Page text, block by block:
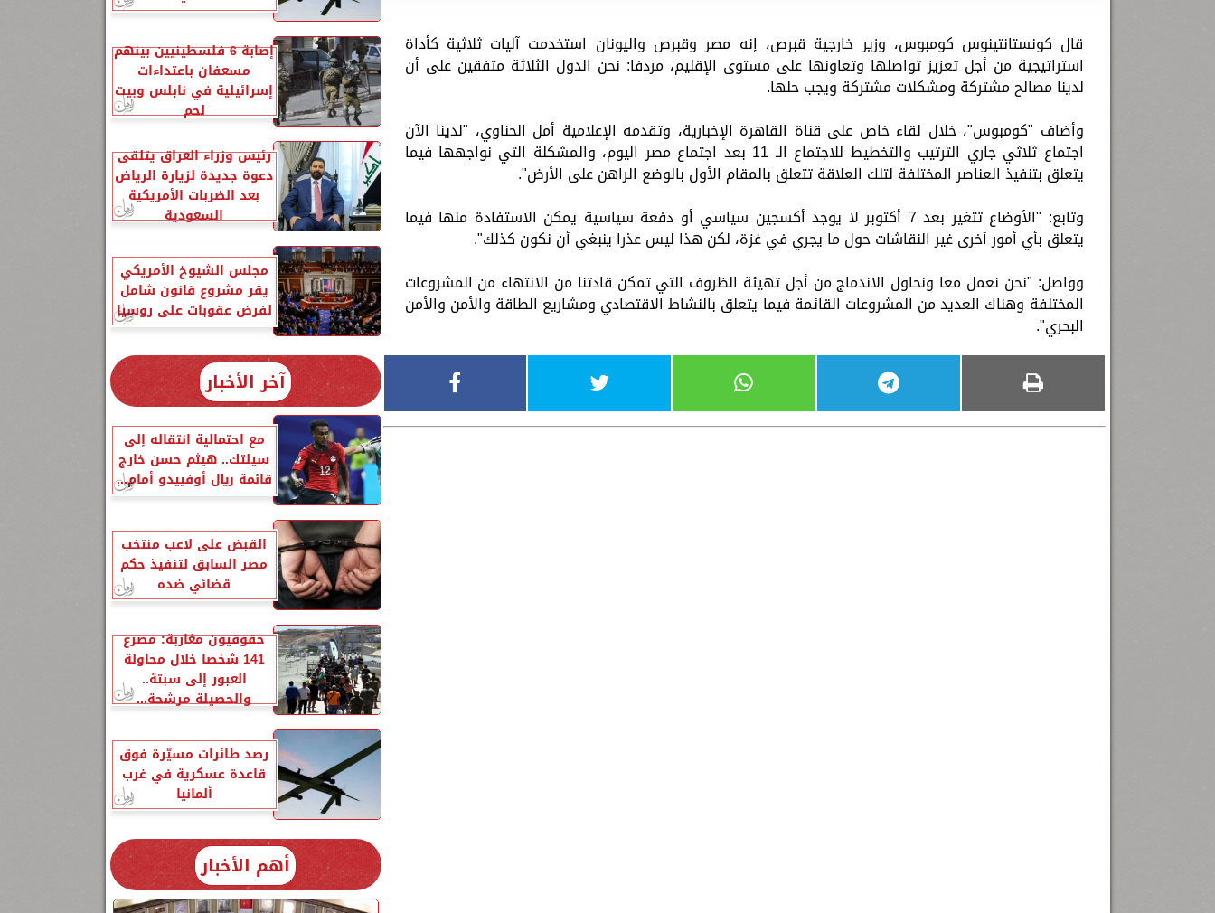
قال كونستانتينوس كومبوس، وزير خارجية قبرص، إنه مصر وقبرص واليونان استخدمت آليات ثلاثية كأداة
استراتيجية من أجل تعزيز تواصلها وتعاونها على مستوى الإقليم، مردفا: نحن الدول الثلاثة متفقين على أن
لدينا مصالح مشتركة ومشكلات مشتركة ويجب حلها.
وأضاف "كومبوس"، خلال لقاء خاص على قناة القاهرة الإخبارية، وتقدمه الإعلامية أمل الحناوي، "لدينا الآن
اجتماع ثلاثي جاري الترتيب والتخطيط للاجتماع الـ 11 بعد اجتماع مصر اليوم، والمشكلة التي نواجهها فيما
يتعلق بتنفيذ العناصر المختلفة لتلك العلاقة تتعلق بالمقام الأول بالوضع الراهن على الأرض".
وتابع: "الأوضاع تتغير بعد 7 أكتوبر لا يوجد أكسجين سياسي أو دفعة سياسية يمكن الاستفادة منها فيما
يتعلق بأي أمور أخرى غير النقاشات حول ما يجري في غزة، لكن هذا ليس عذرا ينبغي أن نكون كذلك".
وواصل: "نحن نعمل معا ونحاول الاندماج من أجل تهيئة الظروف التي تمكن قادتنا من الانتهاء من المشروعات
المختلفة وهناك العديد من المشروعات القائمة فيما يتعلق بالنشاط الاقتصادي ومشاريع الطاقة والأمن والأمن
البحري".
إصابة 6 فلسطينيين بينهم
مسعفان باعتداءات
إسرائيلية في نابلس وبيت
لحم
رئيس وزراء العراق يتلقى
دعوة جديدة لزيارة الرياض
بعد الضربات الأمريكية
السعودية
مجلس الشيوخ الأمريكي
يقر مشروع قانون شامل
لفرض عقوبات على روسيا
آخر الأخبار
مع احتمالية انتقاله إلى
سيلتك.. هيثم حسن خارج
قائمة ريال أوفييدو أمام...
القبض على لاعب منتخب
مصر السابق لتنفيذ حكم
قضائي ضده
حقوقيون مغاربة: مصرع
141 شخصا خلال محاولة
العبور إلى سبتة..
والحصيلة مرشحة...
رصد طائرات مسيّرة فوق
قاعدة عسكرية في غرب
ألمانيا
أهم الأخبار